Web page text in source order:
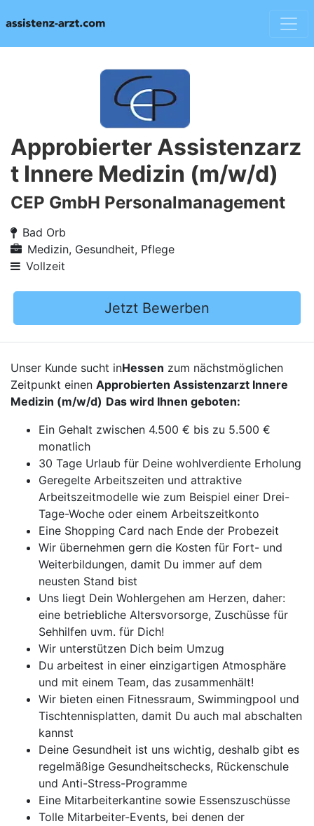
Approbierter Assistenzarz
t Innere Medizin (m/w/d)
CEP GmbH Personalmanagement
Bad Orb
Medizin, Gesundheit, Pflege
Vollzeit
Jetzt Bewerben
Unser Kunde sucht inHessen zum nächstmöglichen
Zeitpunkt einen Approbierten Assistenzarzt Innere
Medizin (m/w/d) Das wird Ihnen geboten:
Ein Gehalt zwischen 4.500 € bis zu 5.500 €
monatlich
30 Tage Urlaub für Deine wohlverdiente Erholung
Geregelte Arbeitszeiten und attraktive
Arbeitszeitmodelle wie zum Beispiel einer Drei-
Tage-Woche oder einem Arbeitszeitkonto
Eine Shopping Card nach Ende der Probezeit
Wir übernehmen gern die Kosten für Fort- und
Weiterbildungen, damit Du immer auf dem
neusten Stand bist
Uns liegt Dein Wohlergehen am Herzen, daher:
eine betriebliche Altersvorsorge, Zuschüsse für
Sehhilfen uvm. für Dich!
Wir unterstützen Dich beim Umzug
Du arbeitest in einer einzigartigen Atmosphäre
und mit einem Team, das zusammenhält!
Wir bieten einen Fitnessraum, Swimmingpool und
Tischtennisplatten, damit Du auch mal abschalten
kannst
Deine Gesundheit ist uns wichtig, deshalb gibt es
regelmäßige Gesundheitschecks, Rückenschule
und Anti-Stress-Programme
Eine Mitarbeiterkantine sowie Essenszuschüsse
Tolle Mitarbeiter-Events, bei denen der